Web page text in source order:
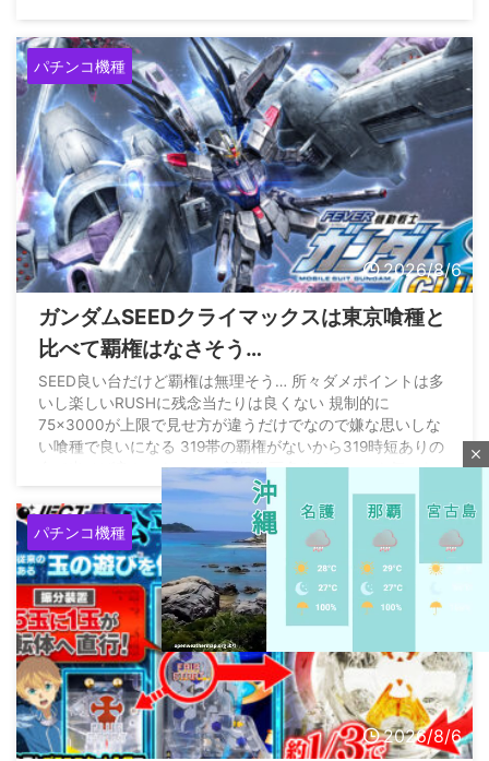
2700個（10R回＋2R×4回） 約1500個（2R×5回） 約450 ...
パチンコ機種
2026/8/6
ガンダムSEEDクライマックスは東京喰種と
比べて覇権はなさそう…
SEED良い台だけど覇権は無理そう… 所々ダメポイントは多
いし楽しいRUSHに残念当たりは良くない 規制的に
75×3000が上限で見せ方が違うだけでなので嫌な思いしな
い喰種で良いになる 319帯の覇権がないから319時短ありの
台で出せば良かったのに… 新規作画多めでファンも気にな
るのに399の52凸は無理よ
pic.twitter.com/gRq26dHfYt
— 最強黄金騎士ぱちんかす
(@Gold_WolfGARO_) August
4, 2026
パチンコ機種
2026/8/6
close
M
u
t